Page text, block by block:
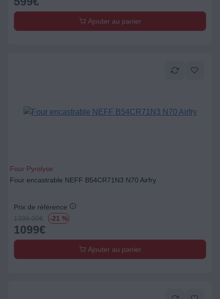
Ajouter au panier
Four Pyrolyse
Four encastrable NEFF B54CR71N3 N70 Airfry
Prix de référence
1399.00€ -21 %
1099€
Ajouter au panier